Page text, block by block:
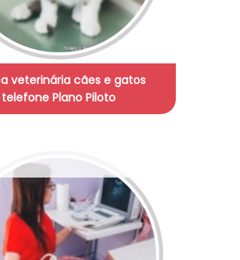
veterinária cães e gatos
telefone Plano Piloto